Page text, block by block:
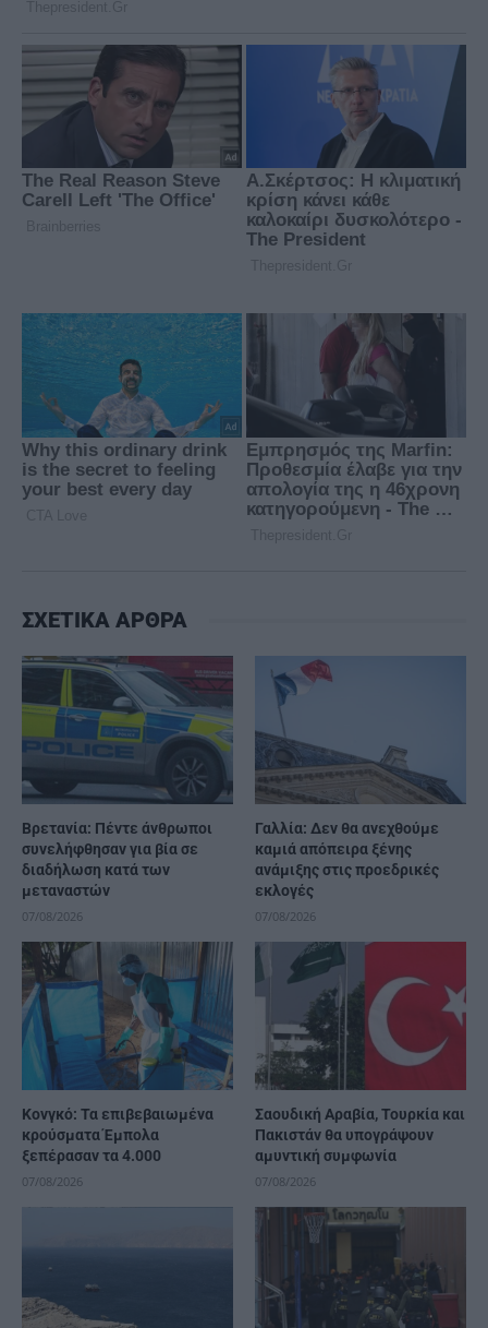
ΣΧΕΤΙΚΑ ΑΡΘΡΑ
Βρετανία: Πέντε άνθρωποι
συνελήφθησαν για βία σε
διαδήλωση κατά των
μεταναστών
07/08/2026
Γαλλία: Δεν θα ανεχθούμε
καμιά απόπειρα ξένης
ανάμιξης στις προεδρικές
εκλογές
07/08/2026
Κονγκό: Τα επιβεβαιωμένα
κρούσματα Έμπολα
ξεπέρασαν τα 4.000
07/08/2026
Σαουδική Αραβία, Τουρκία και
Πακιστάν θα υπογράψουν
αμυντική συμφωνία
07/08/2026